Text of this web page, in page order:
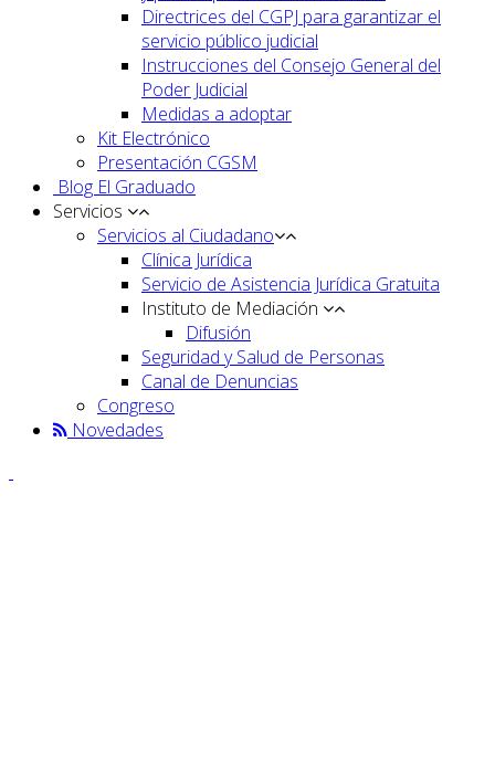
Directrices del CGPJ para garantizar el
servicio público judicial
Instrucciones del Consejo General del
Poder Judicial
Medidas a adoptar
Kit Electrónico
Presentación CGSM
Blog El Graduado
Servicios
Servicios al Ciudadano
Clínica Jurídica
Servicio de Asistencia Jurídica Gratuita
Instituto de Mediación
Difusión
Seguridad y Salud de Personas
Canal de Denuncias
Congreso
Novedades